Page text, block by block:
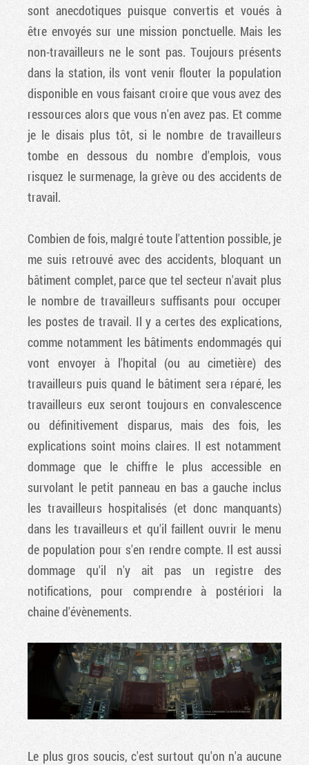
sont anecdotiques puisque convertis et voués à
être envoyés sur une mission ponctuelle. Mais les
non-travailleurs ne le sont pas. Toujours présents
dans la station, ils vont venir flouter la population
disponible en vous faisant croire que vous avez des
ressources alors que vous n'en avez pas. Et comme
je le disais plus tôt, si le nombre de travailleurs
tombe en dessous du nombre d'emplois, vous
risquez le surmenage, la grève ou des accidents de
travail.
Combien de fois, malgré toute l'attention possible, je
me suis retrouvé avec des accidents, bloquant un
bâtiment complet, parce que tel secteur n'avait plus
le nombre de travailleurs suffisants pour occuper
les postes de travail. Il y a certes des explications,
comme notamment les bâtiments endommagés qui
vont envoyer à l'hopital (ou au cimetière) des
travailleurs puis quand le bâtiment sera réparé, les
travailleurs eux seront toujours en convalescence
ou définitivement disparus, mais des fois, les
explications soint moins claires. Il est notamment
dommage que le chiffre le plus accessible en
survolant le petit panneau en bas a gauche inclus
les travailleurs hospitalisés (et donc manquants)
dans les travailleurs et qu'il faillent ouvrir le menu
de population pour s'en rendre compte. Il est aussi
dommage qu'il n'y ait pas un registre des
notifications, pour comprendre à postériori la
chaine d'évènements.
Le plus gros soucis, c'est surtout qu'on n'a aucune